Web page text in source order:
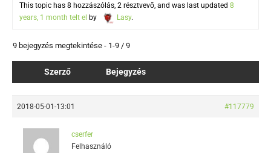
This topic has 8 hozzászólás, 2 résztvevő, and was last updated 8
years, 1 month telt el by Lasy.
9 bejegyzés megtekintése - 1-9 / 9
Szerző Bejegyzés
2018-05-01-13:01 #117779
cserfer
Felhasználó